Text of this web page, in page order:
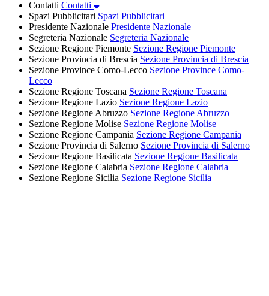
Contatti Contatti
Spazi Pubblicitari Spazi Pubblicitari
Presidente Nazionale Presidente Nazionale
Segreteria Nazionale Segreteria Nazionale
Sezione Regione Piemonte Sezione Regione Piemonte
Sezione Provincia di Brescia Sezione Provincia di Brescia
Sezione Province Como-Lecco Sezione Province Como-
Lecco
Sezione Regione Toscana Sezione Regione Toscana
Sezione Regione Lazio Sezione Regione Lazio
Sezione Regione Abruzzo Sezione Regione Abruzzo
Sezione Regione Molise Sezione Regione Molise
Sezione Regione Campania Sezione Regione Campania
Sezione Provincia di Salerno Sezione Provincia di Salerno
Sezione Regione Basilicata Sezione Regione Basilicata
Sezione Regione Calabria Sezione Regione Calabria
Sezione Regione Sicilia Sezione Regione Sicilia